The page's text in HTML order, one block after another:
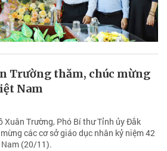
Trường thăm, chúc mừng
Nam
Xuân Trường, Phó Bí thư Tỉnh ủy Đắk
các cơ sở giáo dục nhân kỷ niệm 42
(20/11).